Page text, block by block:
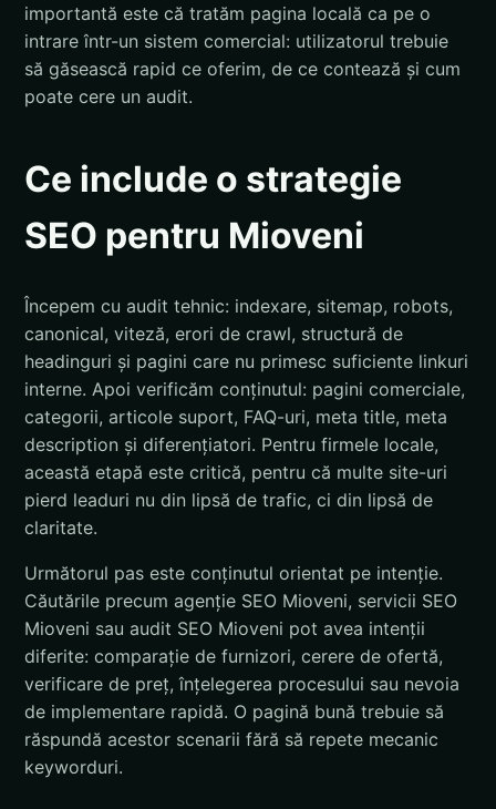
importantă este că tratăm pagina locală ca pe o
intrare într-un sistem comercial: utilizatorul trebuie
să găsească rapid ce oferim, de ce contează și cum
poate cere un audit.
Ce include o strategie
SEO pentru Mioveni
Începem cu audit tehnic: indexare, sitemap, robots,
canonical, viteză, erori de crawl, structură de
headinguri și pagini care nu primesc suficiente linkuri
interne. Apoi verificăm conținutul: pagini comerciale,
categorii, articole suport, FAQ-uri, meta title, meta
description și diferențiatori. Pentru firmele locale,
această etapă este critică, pentru că multe site-uri
pierd leaduri nu din lipsă de trafic, ci din lipsă de
claritate.
Următorul pas este conținutul orientat pe intenție.
Căutările precum agenție SEO Mioveni, servicii SEO
Mioveni sau audit SEO Mioveni pot avea intenții
diferite: comparație de furnizori, cerere de ofertă,
verificare de preț, înțelegerea procesului sau nevoia
de implementare rapidă. O pagină bună trebuie să
răspundă acestor scenarii fără să repete mecanic
keyworduri.